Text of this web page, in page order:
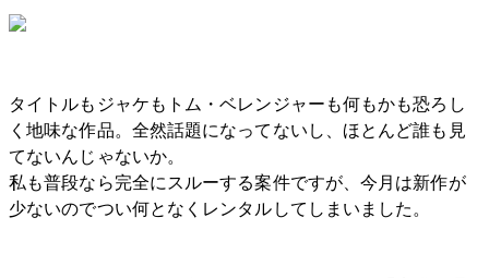
タイトルもジャケもトム・ベレンジャーも何もかも恐ろし
く地味な作品。全然話題になってないし、ほとんど誰も見
てないんじゃないか。
私も普段なら完全にスルーする案件ですが、今月は新作が
少ないのでつい何となくレンタルしてしまいました。